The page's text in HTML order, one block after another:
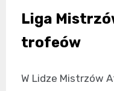
Liga
trofeów
W Lidze Mistrzów